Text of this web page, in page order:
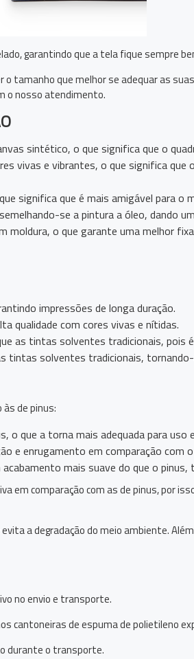
garantindo que a tela fique sempre
tamanho que melhor se adequar as
o nosso atendimento.
sintético, o que significa que o
vivas e vibrantes, o que significa
significa que é mais amigável para
se a pintura a óleo, dando
moldura, o que garante uma melhor
impressões de longa duração.
qualidade com cores vivas e nítidas.
as tintas solventes tradicionais, pois
solventes tradicionais,
de pinus:
o que a torna mais adequada para uso
e enrugamento em comparação com
mais suave do que o
comparação com as de pinus, por
a degradação do meio ambiente.
no envio e transporte.
cantoneiras de espuma de polietileno
durante o transporte.